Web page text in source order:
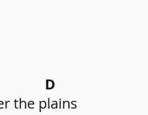
D
the plains